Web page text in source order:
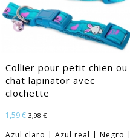
Collier pour petit chien ou
chat lapinator avec
clochette
1,59 € 3,98 €
Azul claro | Azul real | Negro |